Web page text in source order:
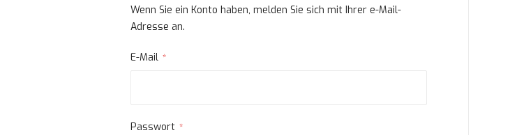
Wenn Sie ein Konto haben, melden Sie sich mit Ihrer e-Mail-
Adresse an.
E-Mail
Passwort